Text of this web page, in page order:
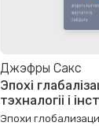
Джэфры Сакс
Эпохі
тэхналогіі і
Эпохи